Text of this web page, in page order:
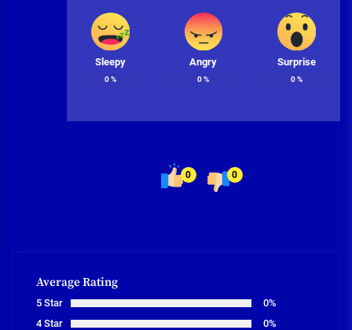
Sleepy
0%
Angry
0%
Surprise
0%
0 0
Average Rating
5 Star
0%
4 Star
0%